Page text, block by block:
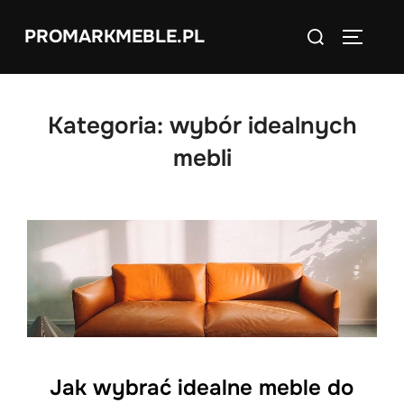
PROMARKMEBLE.PL
Search
Kategoria: wybór idealnych
mebli
Jak wybrać idealne meble do